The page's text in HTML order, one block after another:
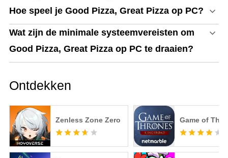
Hoe speel je Good Pizza, Great Pizza op PC?
Wat zijn de minimale systeemvereisten om
Good Pizza, Great Pizza op PC te draaien?
Ontdekken
Zenless Zone Zero Game of